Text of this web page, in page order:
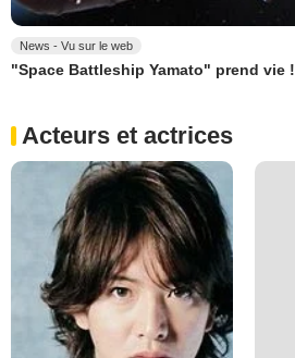
News - Vu sur le web
"Space Battleship Yamato" prend vie !
Acteurs et actrices